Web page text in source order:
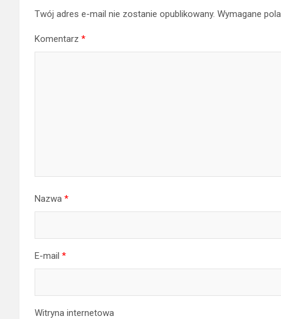
Twój adres e-mail nie zostanie opublikowany. Wymagane
Komentarz *
Nazwa *
E-mail *
Witryna internetowa